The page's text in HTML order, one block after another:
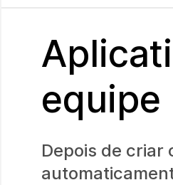
equipe
Depois de criar